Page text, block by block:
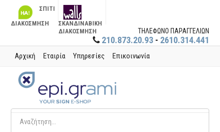
ΣΠΙΤΙ
ΔΙΑΚΟΣΜΗΣΗ
ΣΚΑΝΔΙΝΑΒΙΚΗ
ΔΙΑΚΟΣΜΗΣΗ
ΤΗΛΕΦΩΝΟ ΠΑΡΑΓΓΕΛΙΩΝ
210.873.20.93 - 2610.314.441
Αρχική Εταιρία Υπηρεσίες Επικοινωνία